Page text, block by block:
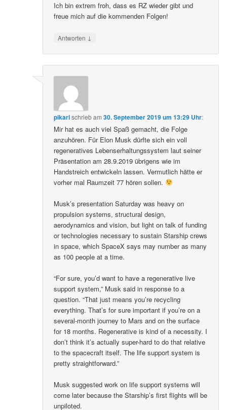
Ich bin extrem froh, dass es RZ wieder gibt und
freue mich auf die kommenden Folgen!
Antworten ↓
pikarlschriebam30. September 2019 um 13:29 Uhr:
Mir hat es auch viel Spaß gemacht, die Folge
anzuhören. Für Elon Musk dürfte sich ein voll
regeneratives Lebenserhaltungssystem laut seiner
Präsentation am 28.9.2019 übrigens wie im
Handstreich entwickeln lassen. Vermutlich hätte er
vorher mal Raumzeit 77 hören sollen.
Musk’s presentation Saturday was heavy on
propulsion systems, structural design,
aerodynamics and vision, but light on talk of funding
or technologies necessary to sustain Starship crews
in space, which SpaceX says may number as many
as 100 people at a time.
“For sure, you’d want to have a regenerative live
support system,” Musk said in response to a
question. “That just means you’re recycling
everything. That’s for sure important if you’re on a
several-month journey to Mars and on the surface
for 18 months. Regenerative is kind of a necessity. I
don’t think it’s actually super-hard to do that relative
to the spacecraft itself. The life support system is
pretty straightforward.”
Musk suggested work on life support systems will
come later because the Starship’s first flights will be
unpiloted.